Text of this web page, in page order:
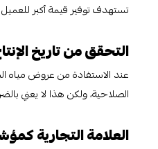
تستهدف توفير قيمة أكبر للعميل
التحقق من تاريخ
عند الاستفادة من عروض مياه
الصلاحية، ولكن هذا لا يعني
العلامة التجارية